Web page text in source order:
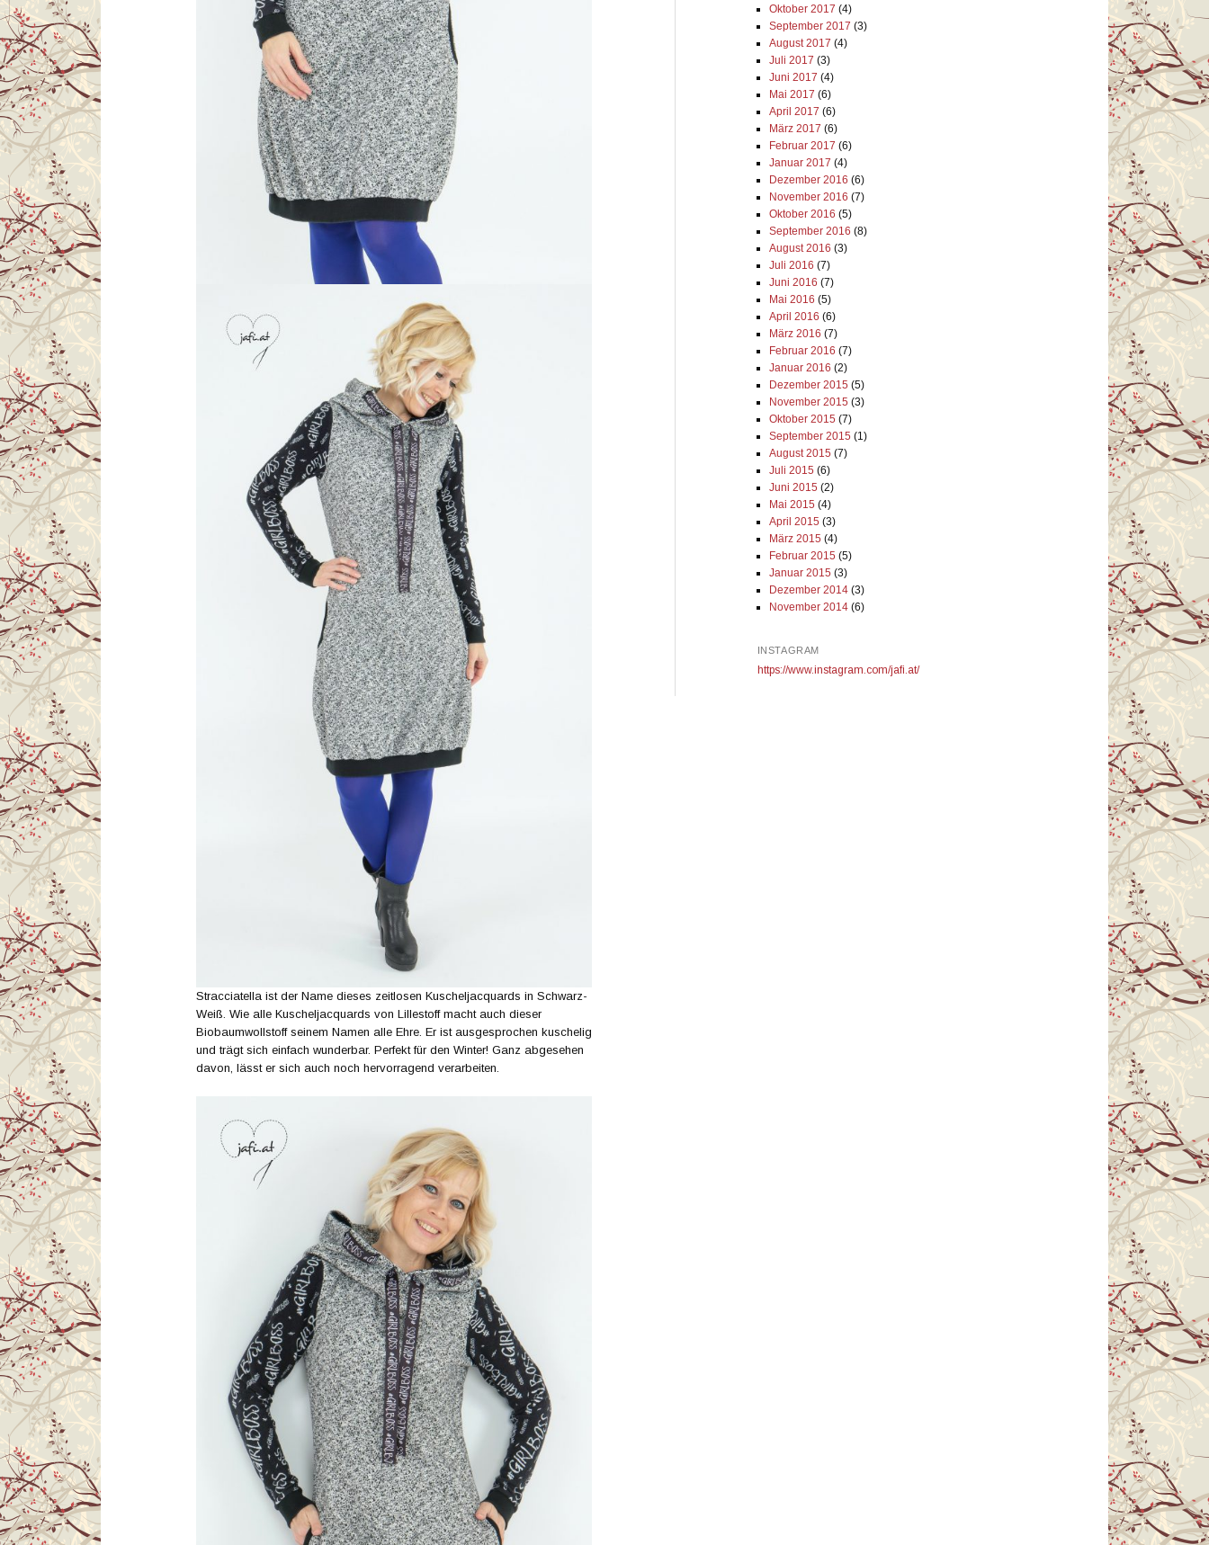
Stracciatella ist der Name dieses zeitlosen Kuscheljacquards in Schwarz-
Weiß. Wie alle Kuscheljacquards von Lillestoff macht auch dieser
Biobaumwollstoff seinem Namen alle Ehre. Er ist ausgesprochen kuschelig
und trägt sich einfach wunderbar. Perfekt für den Winter! Ganz abgesehen
davon, lässt er sich auch noch hervorragend verarbeiten.
Oktober 2017 (4)
September 2017 (3)
August 2017 (4)
Juli 2017 (3)
Juni 2017 (4)
Mai 2017 (6)
April 2017 (6)
März 2017 (6)
Februar 2017 (6)
Januar 2017 (4)
Dezember 2016 (6)
November 2016 (7)
Oktober 2016 (5)
September 2016 (8)
August 2016 (3)
Juli 2016 (7)
Juni 2016 (7)
Mai 2016 (5)
April 2016 (6)
März 2016 (7)
Februar 2016 (7)
Januar 2016 (2)
Dezember 2015 (5)
November 2015 (3)
Oktober 2015 (7)
September 2015 (1)
August 2015 (7)
Juli 2015 (6)
Juni 2015 (2)
Mai 2015 (4)
April 2015 (3)
März 2015 (4)
Februar 2015 (5)
Januar 2015 (3)
Dezember 2014(3)
November 2014(6)
INSTAGRAM
https://www.instagram.com/jafi.at/